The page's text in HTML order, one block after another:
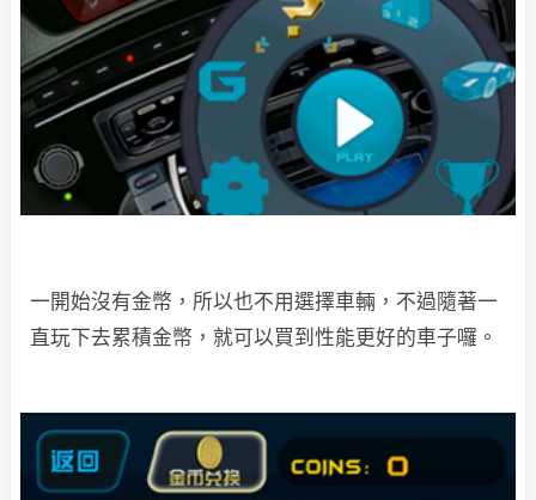
一開始沒有金幣，所以也不用選擇車輛，不過隨著一
直玩下去累積金幣，就可以買到性能更好的車子囉。